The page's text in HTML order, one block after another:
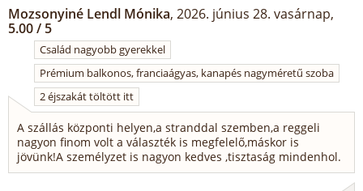
Mozsonyiné Lendl Mónika, 2026. június 28. vasárnap,
5.00 / 5
Család nagyobb gyerekkel
Prémium balkonos, franciaágyas, kanapés nagyméretű szoba
2 éjszakát töltött itt
A szállás központi helyen,a stranddal szemben,a reggeli
nagyon finom volt a választék is megfelelő,máskor is
jövünk!A személyzet is nagyon kedves ,tisztaság mindenhol.